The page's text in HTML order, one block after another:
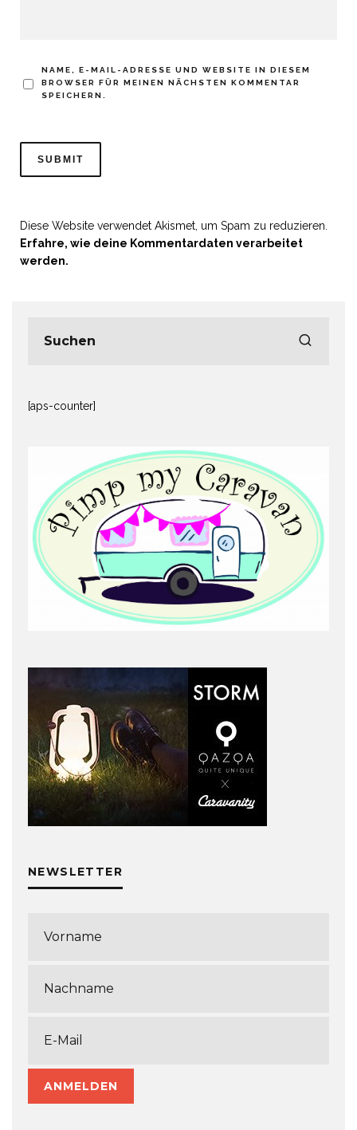
NAME, E-MAIL-ADRESSE UND WEBSITE IN DIESEM
BROWSER FÜR MEINEN NÄCHSTEN KOMMENTAR
SPEICHERN.
Diese Website verwendet Akismet, um Spam zu reduzieren.
Erfahre, wie deine Kommentardaten verarbeitet
werden.
[aps-counter]
NEWSLETTER